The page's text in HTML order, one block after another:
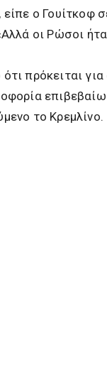
είπε ο Γουίτκοφ
οι Ρώσοι
πρόκειται
το Κρεμλίνο.